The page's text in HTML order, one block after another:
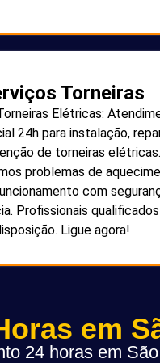
Torneiras
Elétricas:
24h para instalação,
de torneiras elétricas.
problemas de
com
Profissionais
Ligue agora!
em
24 horas em